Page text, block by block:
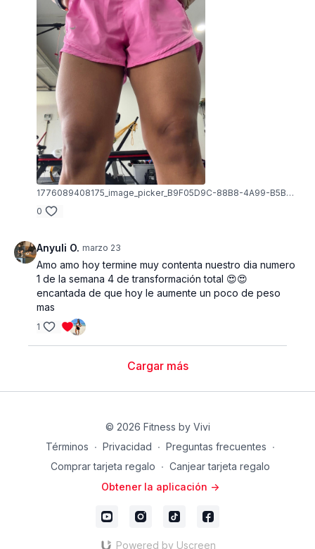
1776089408175_image_picker_B9F05D9C-88B8-4A99-B5BE-3E598FCB6111-14716-000006F86DD366BE.1776089408.jpg
0
Anyuli O. marzo 23
Amo amo hoy termine muy contenta nuestro dia numero
1 de la semana 4 de transformación total 😍😍
encantada de que hoy le aumente un poco de peso
mas
1
Cargar más
© 2026 Fitness by Vivi
Términos ∙ Privacidad ∙ Preguntas frecuentes ∙
Comprar tarjeta regalo ∙ Canjear tarjeta regalo
Obtener la aplicación ->
Powered by Uscreen